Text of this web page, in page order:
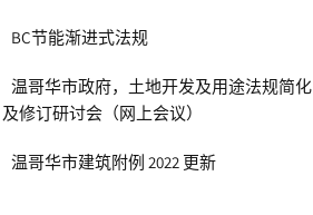
BC节能渐进式法规
温哥华市政府，土地开发及用途法规简化
及修订研讨会（网上会议）
温哥华市建筑附例 2022 更新